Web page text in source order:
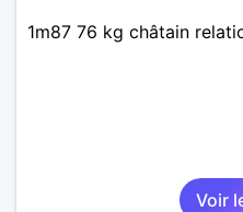
1m87 76 kg châtain
Voir